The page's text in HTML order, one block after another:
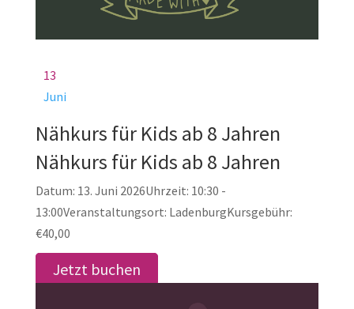
13
Juni
Nähkurs für Kids ab 8 Jahren
Nähkurs für Kids ab 8 Jahren
Datum: 13. Juni 2026Uhrzeit: 10:30 -
13:00Veranstaltungsort: LadenburgKursgebühr:
€40,00
Jetzt buchen